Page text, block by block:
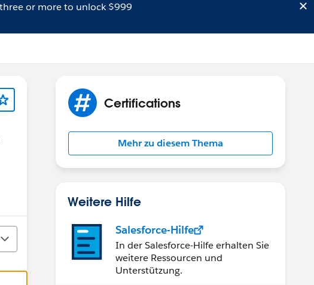
three or more to unlock $999
Certifications
Mehr zu diesem Thema
Weitere Hilfe
Salesforce-Hilfe
In der Salesforce-Hilfe erhalten Sie
weitere Ressourcen und
Unterstützung.